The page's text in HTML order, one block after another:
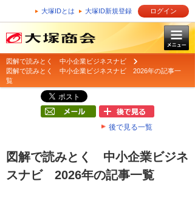
大塚IDとは 大塚ID新規登録 ログイン
図解で読みとく 中小企業ビジネスナビ
図解で読みとく 中小企業ビジネスナビ 2026年の記事一
覧
後で見る一覧
図解で読みとく 中小企業ビジネ
スナビ 2026年の記事一覧